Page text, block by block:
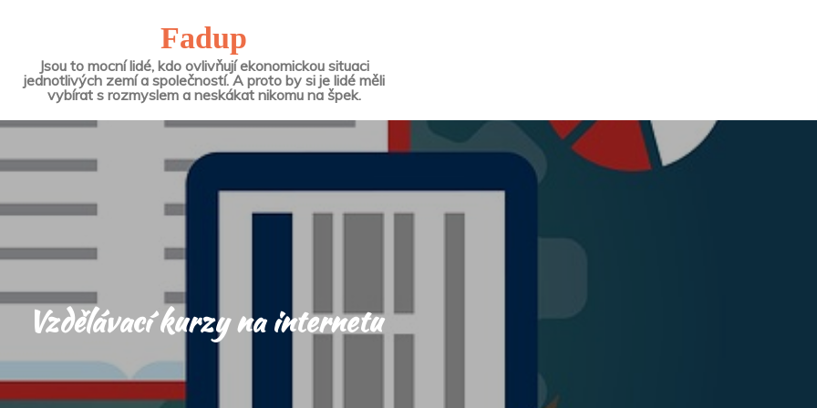
Fadup
Jsou to mocní lidé, kdo ovlivňují ekonomickou situaci
jednotlivých zemí a společností. A proto by si je lidé měli
vybírat s rozmyslem a neskákat nikomu na špek.
Vzdělávací kurzy na internetu